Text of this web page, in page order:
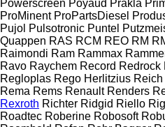
Powerscreen Poyaud Prakla
ProMinent ProPartsDiesel
Pujol Pulsotronic Puntel
Quappen RAS RCM REO RM
Raimondi Ram Rammax
Ravo Raychem Record Redrock
Regloplas Rego Herlitzius Reich
Rema Rems Renault Renders
Rexroth Richter Ridgid Riello
Roadtec Roberine Robosoft